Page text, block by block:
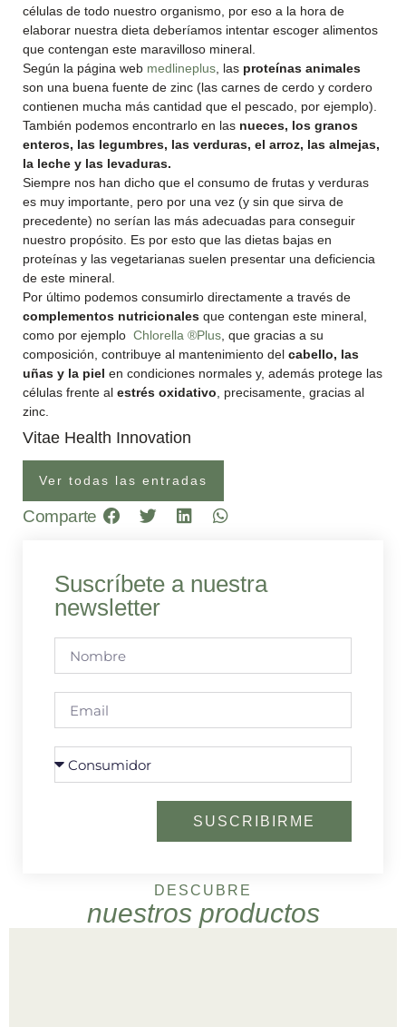
células de todo nuestro organismo, por eso a la hora de
elaborar nuestra dieta deberíamos intentar escoger alimentos
que contengan este maravilloso mineral.
Según la página web medlineplus , las proteínas animales
son una buena fuente de zinc (las carnes de cerdo y cordero
contienen mucha más cantidad que el pescado, por ejemplo).
También podemos encontrarlo en las nueces, los granos
enteros, las legumbres, las verduras, el arroz, las almejas,
la leche y las levaduras.
Siempre nos han dicho que el consumo de frutas y verduras
es muy importante, pero por una vez (y sin que sirva de
precedente) no serían las más adecuadas para conseguir
nuestro propósito. Es por esto que las dietas bajas en
proteínas y las vegetarianas suelen presentar una deficiencia
de este mineral.
Por último podemos consumirlo directamente a través de
complementos nutricionales que contengan este mineral,
como por ejemplo Chlorella ®Plus , que gracias a su
composición, contribuye al mantenimiento del cabello, las
uñas y la piel en condiciones normales y, además protege las
células frente al estrés oxidativo , precisamente, gracias al
zinc.
Vitae Health Innovation
Ver todas las entradas
Comparte
Suscríbete a nuestra
newsletter
SUSCRIBIRME
DESCUBRE
nuestros productos